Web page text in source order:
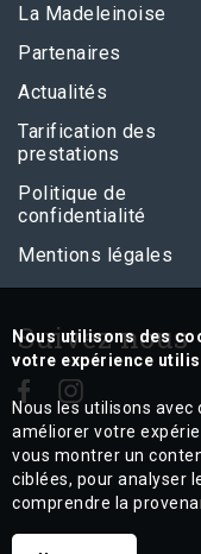
La Madeleinoise
Partenaires
Actualités
Tarification des
prestations
Politique de
confidentialité
Mentions légales
Suivez nous
Nous utilisons des
votre expérience
Nous les utilisons
améliorer votre
vous montrer un
ciblées, pour analyser
comprendre la